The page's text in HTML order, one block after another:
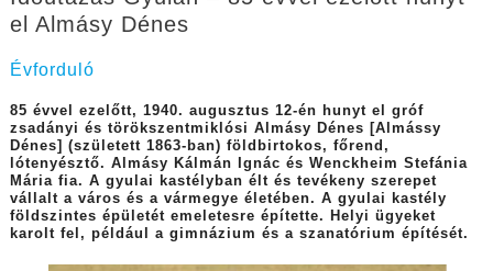
el Almásy Dénes
Évforduló
85 évvel ezelőtt, 1940. augusztus 12-én hunyt el gróf
zsadányi és törökszentmiklósi Almásy Dénes [Almássy
Dénes] (született 1863-ban) földbirtokos, főrend,
lótenyésztő. Almásy Kálmán Ignác és Wenckheim Stefánia
Mária fia. A gyulai kastélyban élt és tevékeny szerepet
vállalt a város és a vármegye életében. A gyulai kastély
földszintes épületét emeletesre építette. Helyi ügyeket
karolt fel, például a gimnázium és a szanatórium építését.